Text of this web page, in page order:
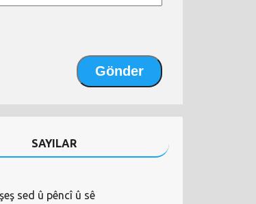
SAYILAR
sed û pêncî û sê